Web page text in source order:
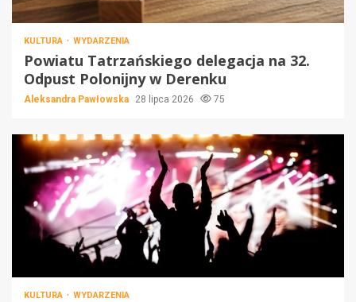
KULTURA WYDARZENIA
Powiatu Tatrzańskiego delegacja na 32.
Odpust Polonijny w Derenku
Aleksandra Pawłowska 28 lipca 2026 75
KULTURA WYDARZENIA